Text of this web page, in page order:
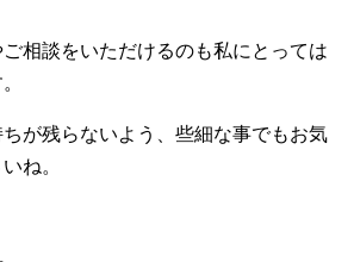
相談をいただけるのも私にとっては
が残らないよう、些細な事でもお気
ね。